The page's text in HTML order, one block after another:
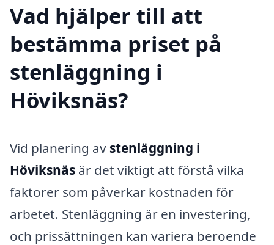
Vad hjälper till att
bestämma priset på
stenläggning i
Höviksnäs?
Vid planering av stenläggning i
Höviksnäs är det viktigt att förstå vilka
faktorer som påverkar kostnaden för
arbetet. Stenläggning är en investering,
och prissättningen kan variera beroende